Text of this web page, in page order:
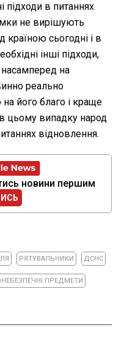
підходи в питаннях
не вирішують
країною сьогодні і в
інші підходи,
на
реально
його благо і краще
в цьому випадку народ
відновлення.
новини першим
РЯТУВАЛЬНИКИ ДСНС
ПРЕДМЕТИ